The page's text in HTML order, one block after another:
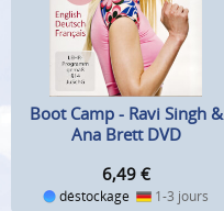
Boot Camp - Ravi Singh &
Ana Brett DVD
6,49 €
déstockage 1-3 jours